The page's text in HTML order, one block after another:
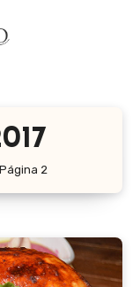
Página 2